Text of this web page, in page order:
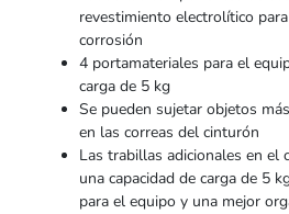
revestimiento electrolítico
corrosión
4 portamateriales para el
carga de 5 kg
Se pueden sujetar objetos
en las correas del cinturón
Las trabillas adicionales en el
una capacidad de carga de 5
para el equipo y una mejor